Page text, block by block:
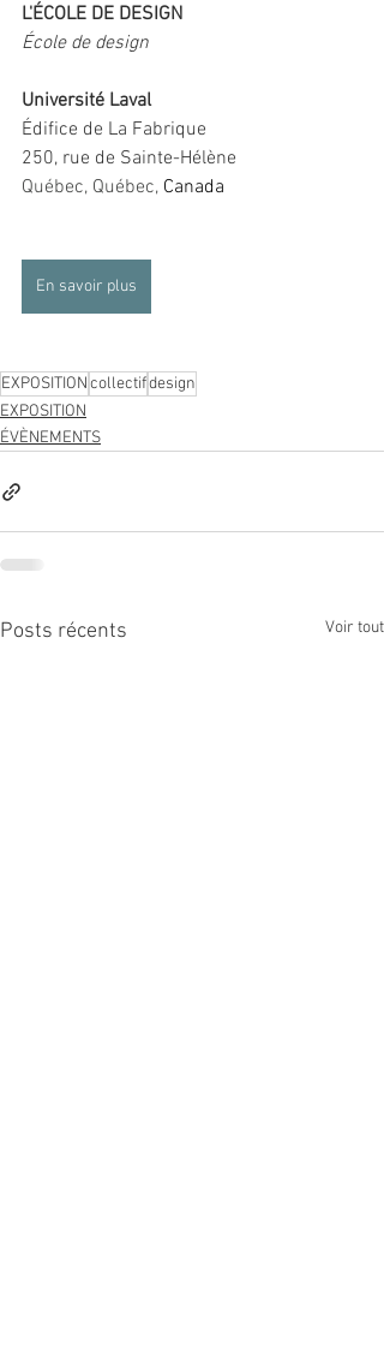
L'ÉCOLE DE DESIGN
École de design
Université Laval
Édifice de La Fabrique
250, rue de Sainte-Hélène
Québec, Québec, Canada
En savoir plus
EXPOSITIONcollectifdesign
EXPOSITION
ÉVÈNEMENTS
Posts récents Voir tout